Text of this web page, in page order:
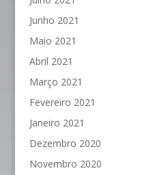
Junho 2021
Maio 2021
Abril 2021
Março 2021
Fevereiro 2021
Janeiro 2021
Dezembro 2020
Novembro 2020